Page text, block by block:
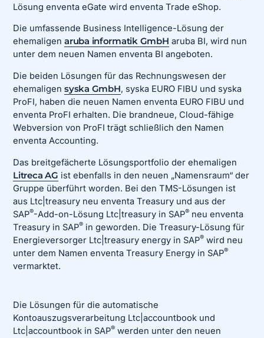
Lösung enventa eGate wird enventa Trade eShop.
Die umfassende Business Intelligence-Lösung der
ehemaligenaruba informatik GmbH aruba BI, wird nun
unter dem neuen Namen enventa BI angeboten.
Die beiden Lösungen für das Rechnungswesen der
ehemaligensyska GmbH, syska EURO FIBU und syska
ProFI, haben die neuen Namen enventa EURO FIBU und
enventa ProFI erhalten. Die brandneue, Cloud-fähige
Webversion von ProFI trägt schließlich den Namen
enventa Accounting.
Das breitgefächerte Lösungsportfolio der ehemaligen
Litreca AG ist ebenfalls in den neuen „Namensraum“ der
Gruppe überführt worden. Bei den TMS-Lösungen ist
aus Ltc|treasury neu enventa Treasury und aus der
SAP®-Add-on-Lösung Ltc|treasury in SAP® neu enventa
Treasury in SAP® in geworden. Die Treasury-Lösung für
Energieversorger Ltc|treasury energy in SAP® wird neu
unter dem Namen enventa Treasury Energy in SAP®
vermarktet.
Die Lösungen für die automatische
Kontoauszugsverarbeitung Ltc|accountbook und
Ltc|accountbook in SAP® werden unter den neuen